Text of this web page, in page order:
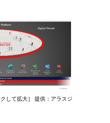
して拡大］ 提供：アラスジ